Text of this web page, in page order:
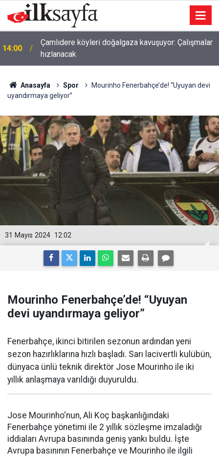
14:00
Çamlıdere köyleri doğalgaza kavuşuyor: Çalışmalar
hızlanacak
Anasayfa Spor
Mourinho Fenerbahçe’de! “Uyuyan devi
uyandırmaya geliyor”
12:02
31 Mayıs 2024
Mourinho Fenerbahçe’de! “Uyuyan
devi uyandırmaya geliyor”
Fenerbahçe, ikinci bitirilen sezonun ardından yeni
sezon hazırlıklarına hızlı başladı. Sarı lacivertli kulübün,
dünyaca ünlü teknik direktör Jose Mourinho ile iki
yıllık anlaşmaya varıldığı duyuruldu.
Jose Mourinho'nun, Ali Koç başkanlığındaki
Fenerbahçe yönetimi ile 2 yıllık sözleşme imzaladığı
iddiaları Avrupa basınında geniş yankı buldu. İşte
Avrupa basınının Fenerbahçe ve Mourinho ile ilgili